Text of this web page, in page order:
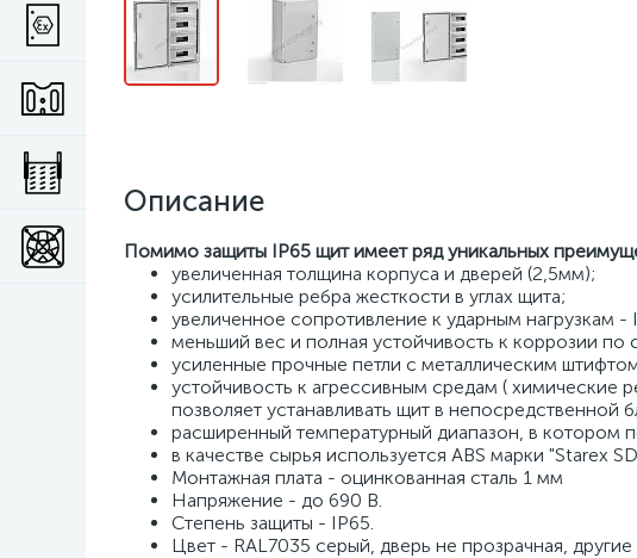
Описание
Помимо защиты IP65 щит имеет ряд уникальных
увеличенная толщина корпуса и дверей (2,5мм);
усилительные ребра жесткости в углах щита;
увеличенное сопротивление к ударным нагрузкам -
меньший вес и полная устойчивость к коррозии
усиленные прочные петли с металлическим
устойчивость к агрессивным средам ( химические
позволяет устанавливать щит в непосредственной
расширенный температурный диапазон, в котором
в качестве сырья используется ABS марки "Starex
Монтажная плата - оцинкованная сталь 1 мм
Напряжение - до 690 В.
Степень защиты - IP65.
Цвет - RAL7035 серый, дверь не прозрачная, другие